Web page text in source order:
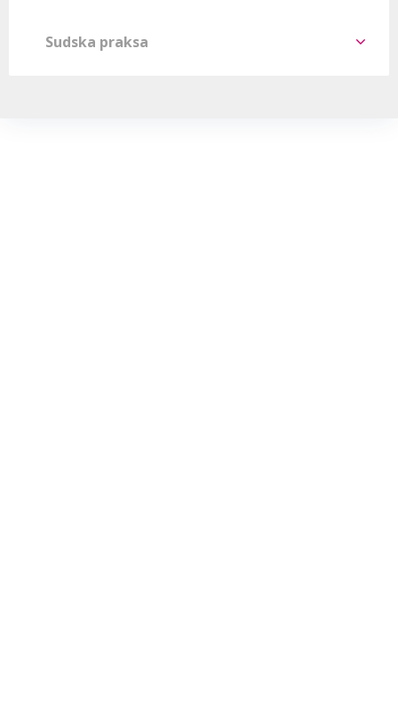
Sudska praksa